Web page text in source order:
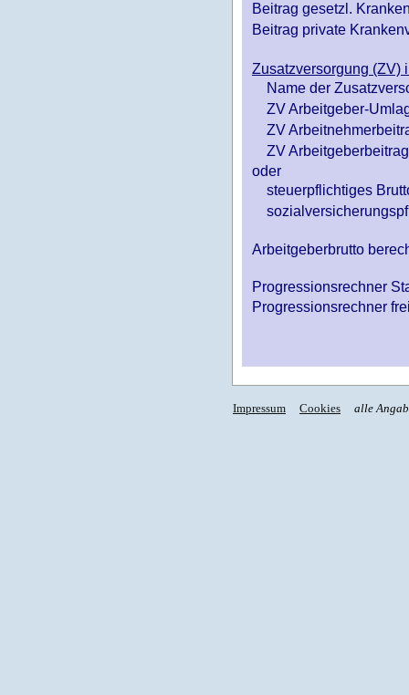
Beitrag gesetzl.
Beitrag private
Zusatzversorgung (ZV)
Name der
ZV Arbeitgeber-
ZV
ZV
oder
steuerpflichtiges
Arbeitgeberbrutto
Progressionsrechner
Progressionsrechner
Impressum Cookies alle